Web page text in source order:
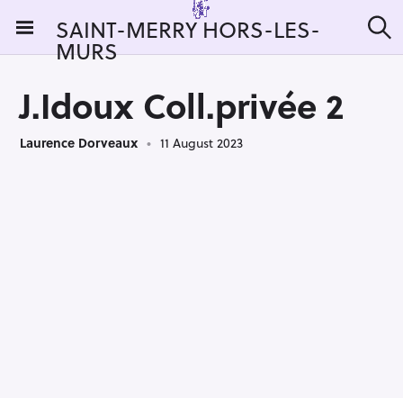
i
SAINT-MERRY HORS-LES-
MURS e
J.Idoux Coll.privée 2
Laurence Dorveaux 11 August 2023